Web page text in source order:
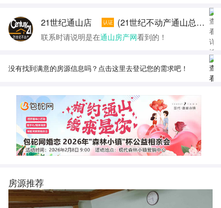
21世纪通山店 认证 (21世纪不动产通山总店经纪人)
联系时请说明是在通山房产网看到的！
没有找到满意的房源信息吗？点击这里去登记您的需求吧！
房源推荐